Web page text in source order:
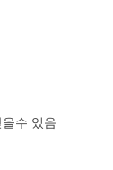
수 있음